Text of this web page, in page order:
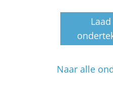
Naar alle